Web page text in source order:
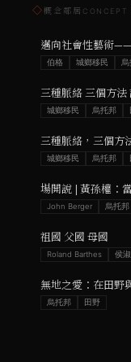
◇概念鄰居 CONCEPT
伯格 城鄉移民 烏
城鄉移民 烏托邦
三種脈絡，三個
城鄉移民 烏托邦
場開說 | 黃孫權：
John Berger 烏托邦
祖國 父國 母國
Roland Barthes 侯
無地之愛：在田野
烏托邦 田野